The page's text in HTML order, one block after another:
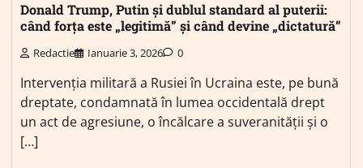
Donald Trump, Putin și dublul standard al puterii:
când forța este „legitimă” și când devine „dictatură”
Redactie Ianuarie 3, 2026 0
Intervenția militară a Rusiei în Ucraina este, pe bună
dreptate, condamnată în lumea occidentală drept
un act de agresiune, o încălcare a suveranității și o
[…]